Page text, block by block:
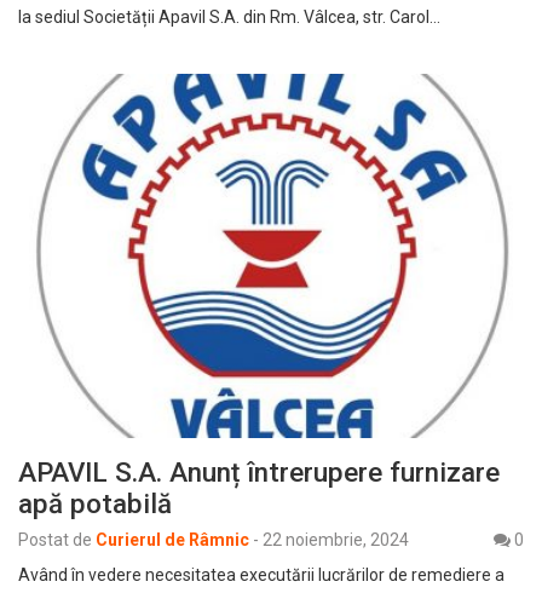
la sediul Societății Apavil S.A. din Rm. Vâlcea, str. Carol…
APAVIL S.A. Anunț întrerupere furnizare
apă potabilă
Postat de Curierul de Râmnic - 22 noiembrie, 2024
0
Având în vedere necesitatea executării lucrărilor de remediere a